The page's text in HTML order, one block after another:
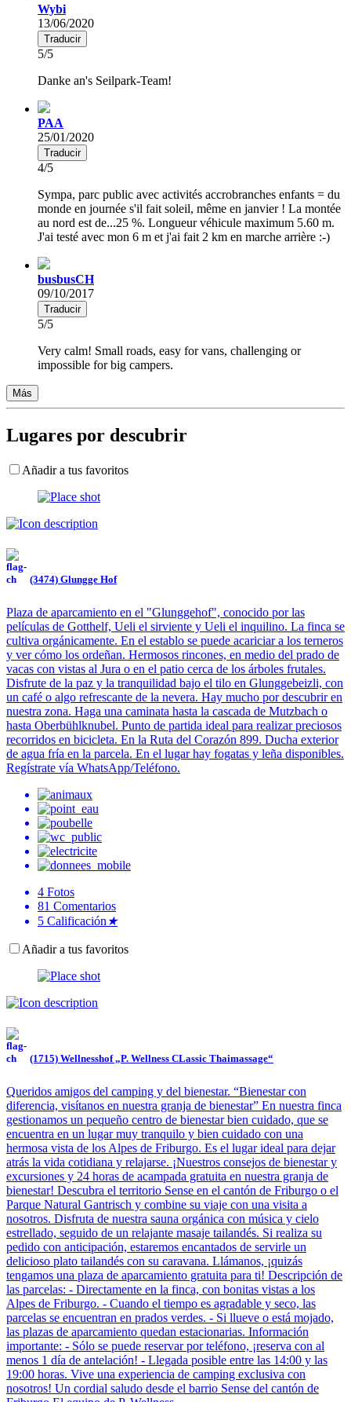
Wybi
13/06/2020
Traducir
5/5
Danke an's Seilpark-Team!
PAA
25/01/2020
Traducir
4/5
Sympa, parc public avec activités accrobranches enfants = du
monde en journée s'il fait soleil, même en janvier ! La montée
au nord est de...25 %. Longueur véhicule maximum 5.60 m.
J'ai testé avec mon 6 m et j'ai fait 2 km en marche arrière :-)
busbusCH
09/10/2017
Traducir
5/5
Very calm! Small roads, easy for vans, challenging or
impossible for big campers.
Más
Lugares por descubrir
Añadir a tus favoritos
(3474) Glungge Hof
Plaza de aparcamiento en el "Glunggehof", conocido por las
películas de Gotthelf, Ueli el sirviente y Ueli el inquilino. La finca se
cultiva orgánicamente. En el establo se puede acariciar a los terneros
y ver cómo los ordeñan. Hermosos rincones, en medio del prado de
vacas con vistas al Jura o en el patio cerca de los árboles frutales.
Disfrute de la paz y la tranquilidad bajo el tilo en Glunggebeizli, con
un café o algo refrescante de la nevera. Hay mucho por descubrir en
nuestra zona. Haga una caminata hasta la cascada de Mutzbach o
hasta Oberbühlknubel. Punto de partida ideal para realizar preciosos
recorridos en bicicleta. En la Ruta del Corazón 899. Ducha exterior
de agua fría en la parcela. En el lugar hay fogatas y leña disponibles.
Regístrate vía WhatsApp/Teléfono.
4 Fotos
81 Comentarios
5 Calificación ★
Añadir a tus favoritos
(1715) Wellnesshof „P. Wellness CLassic Thaimassage“
Queridos amigos del camping y del bienestar. “Bienestar con
diferencia, visítanos en nuestra granja de bienestar” En nuestra finca
gestionamos un pequeño centro de bienestar bien cuidado, que se
encuentra en un lugar muy tranquilo y bien cuidado con una
hermosa vista de los Alpes de Friburgo. Es el lugar ideal para dejar
atrás la vida cotidiana y relajarse. ¡Nuestros consejos de bienestar y
excursiones y 24 horas de acampada gratuita en nuestra granja de
bienestar! Descubra el territorio Sense en el cantón de Friburgo o el
Parque Natural Gantrisch y combine su viaje con una visita a
nosotros. Disfruta de nuestra sauna orgánica con música y cielo
estrellado, seguido de un relajante masaje tailandés. Si realiza su
pedido con anticipación, estaremos encantados de servirle un
delicioso plato tailandés con su caravana. Llámanos, ¡quizás
tengamos una plaza de aparcamiento gratuita para ti! Descripción de
las parcelas: - Directamente en la finca, con bonitas vistas a los
Alpes de Friburgo. - Cuando el tiempo es agradable y seco, las
parcelas se encuentran en prados verdes. - Si llueve o está mojado,
las plazas de aparcamiento quedan estacionarias. Información
importante: - Sólo se puede reservar por teléfono, ¡reserva con al
menos 1 día de antelación! - Llegada posible entre las 14:00 y las
19:00 horas. Vive una experiencia de camping exclusiva con
nosotros! Un cordial saludo desde el barrio Sense del cantón de